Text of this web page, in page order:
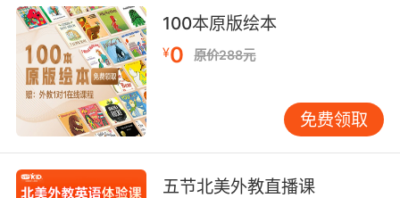
100本原版绘本
¥0 原价288元
免费领取
五节北美外教直播课